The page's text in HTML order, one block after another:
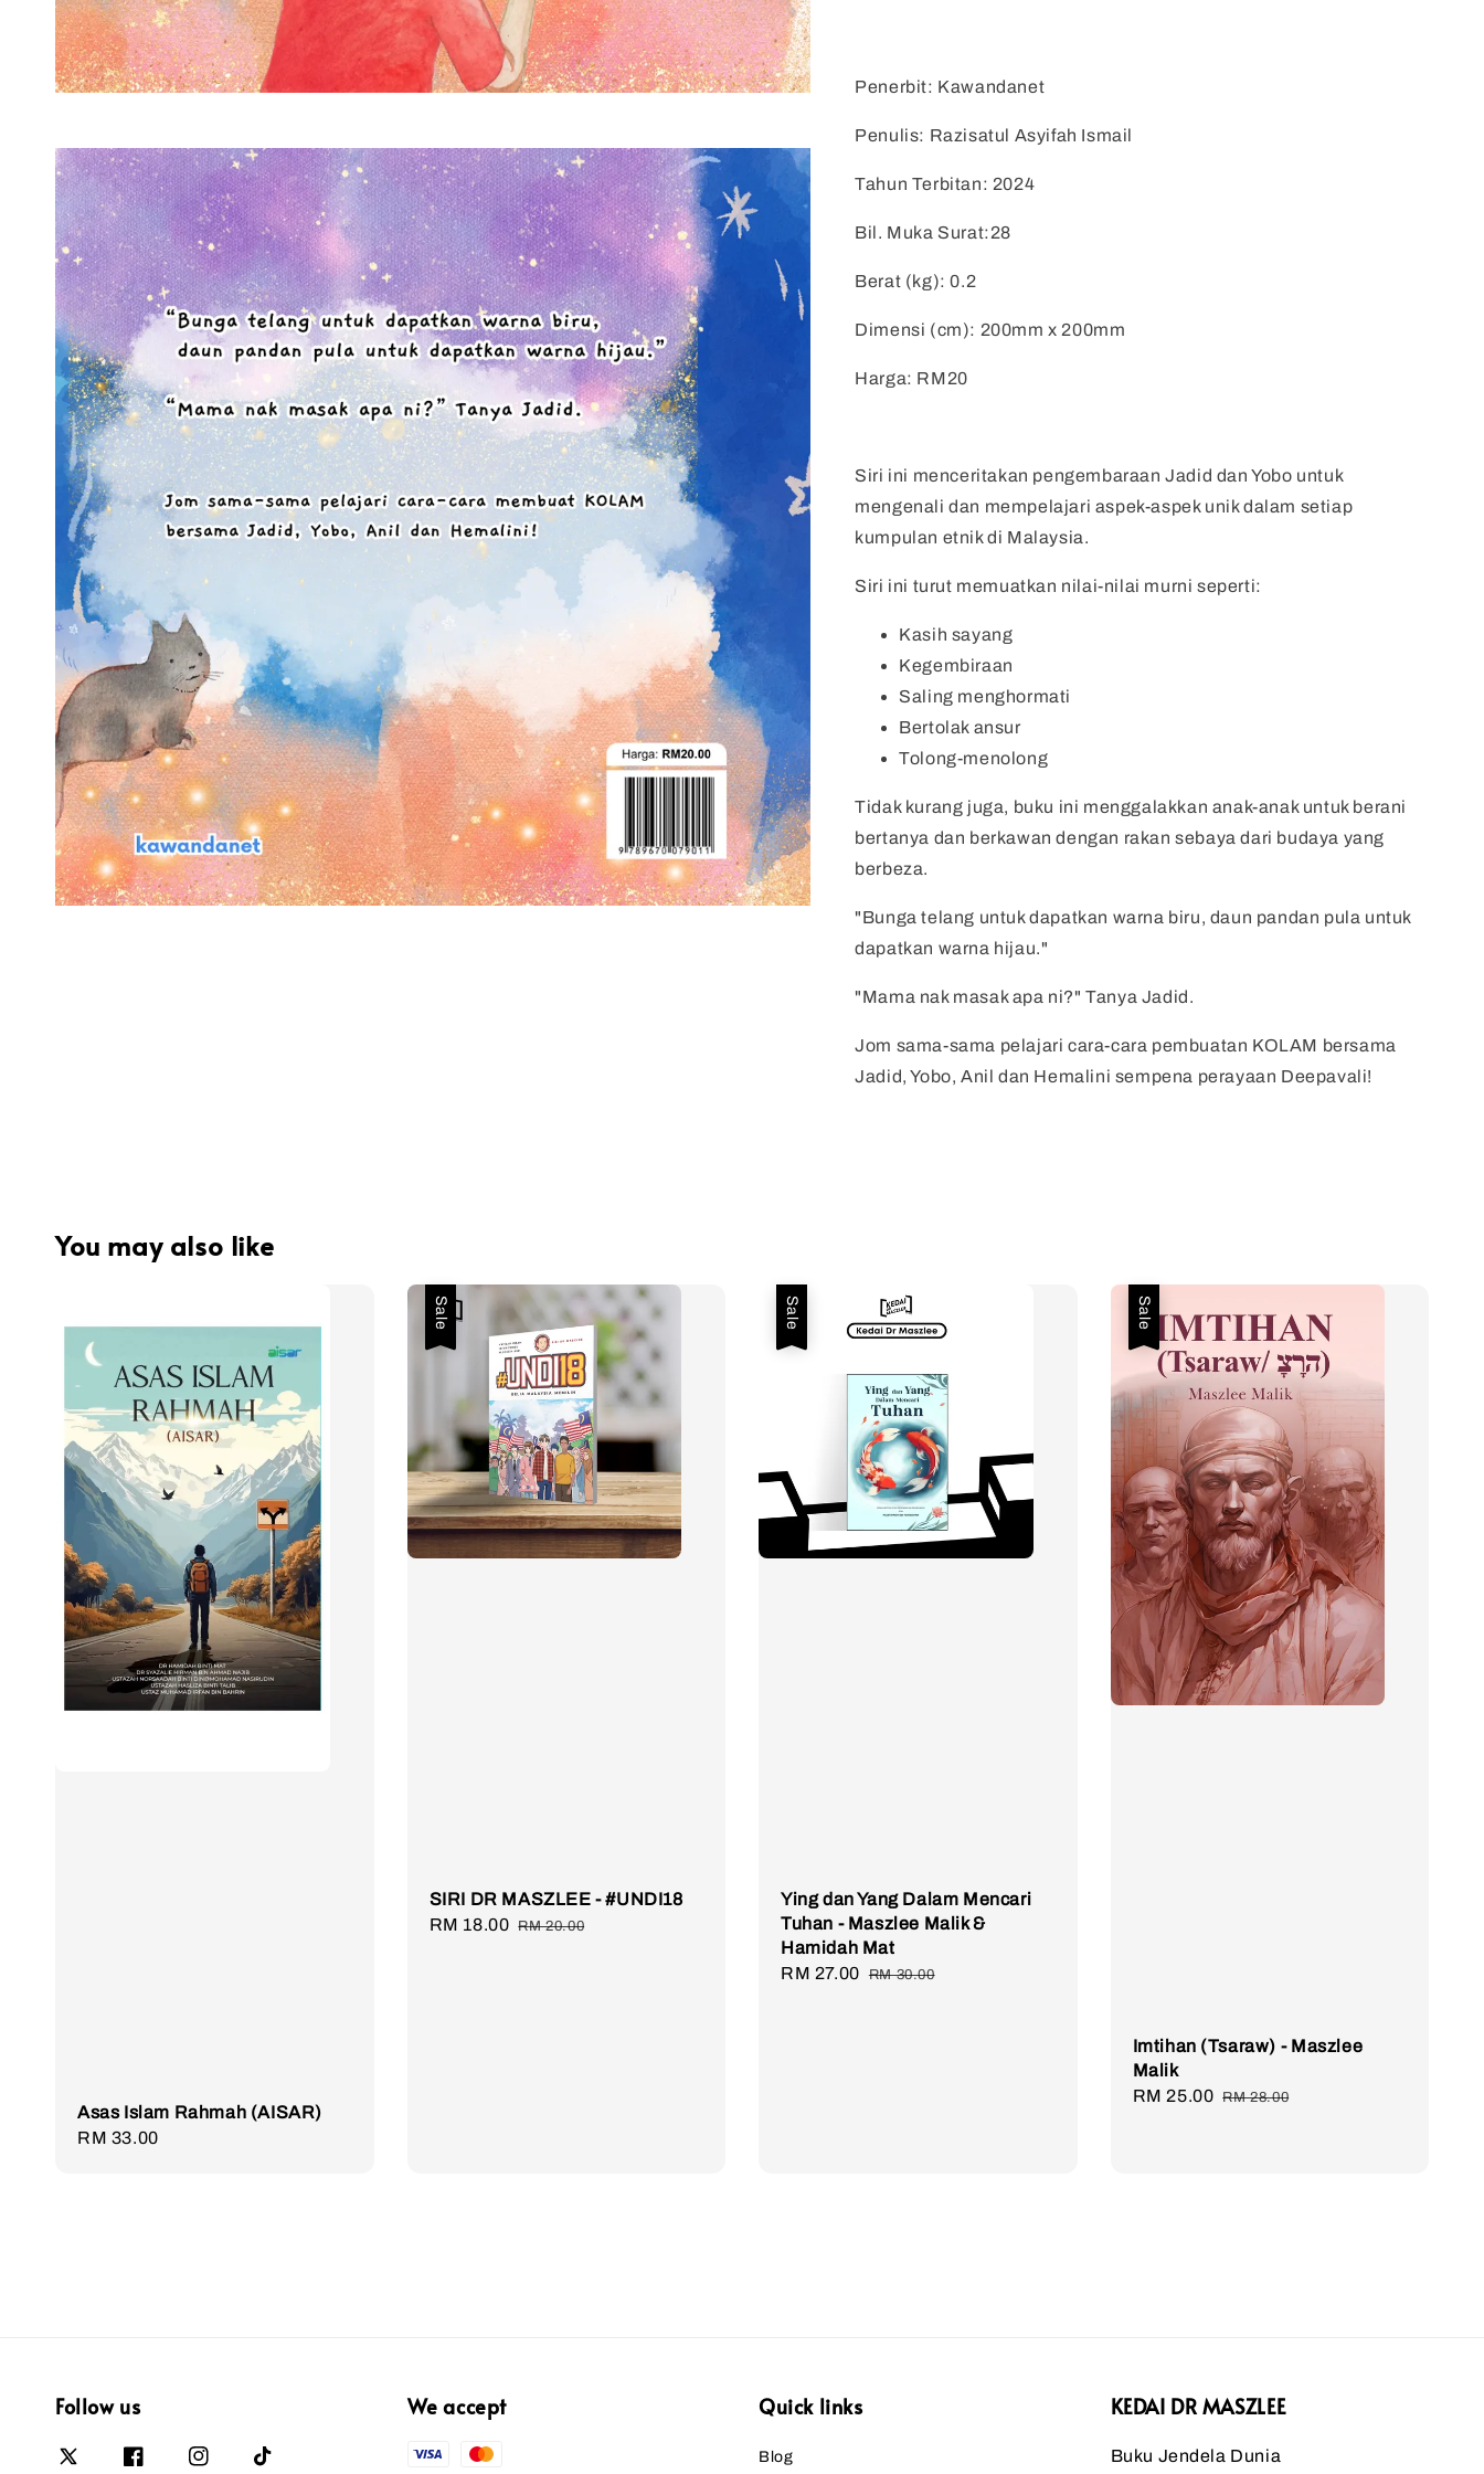
Penerbit: Kawandanet
Penulis: Razisatul Asyifah Ismail
Tahun Terbitan: 2024
Bil. Muka Surat:28
Berat (kg): 0.2
Dimensi (cm): 200mm x 200mm
Harga: RM20
Siri ini menceritakan pengembaraan Jadid dan Yobo untuk
mengenali dan mempelajari aspek-aspek unik dalam setiap
kumpulan etnik di Malaysia.
Siri ini turut memuatkan nilai-nilai murni seperti:
Kasih sayang
Kegembiraan
Saling menghormati
Bertolak ansur
Tolong-menolong
Tidak kurang juga, buku ini menggalakkan anak-anak untuk berani
bertanya dan berkawan dengan rakan sebaya dari budaya yang
berbeza.
"Bunga telang untuk dapatkan warna biru, daun pandan pula untuk
dapatkan warna hijau."
"Mama nak masak apa ni?" Tanya Jadid.
Jom sama-sama pelajari cara-cara pembuatan KOLAM bersama
Jadid, Yobo, Anil dan Hemalini sempena perayaan Deepavali!
You may also like
Asas Islam Rahmah (AISAR)
Regular
RM 33.00
Sale
SIRI DR MASZLEE - #UNDI18
Sale
RM 18.00 Regular
RM 20.00
Sale
Ying dan Yang Dalam Mencari
Tuhan - Maszlee Malik &
Hamidah Mat
Sale
RM 27.00 Regular
RM 30.00
Sale
Imtihan (Tsaraw) - Maszlee
Malik
Sale
RM 25.00 Regular
RM 28.00
Follow us We accept Quick links
Blog
KEDAI DR MASZLEE
Buku Jendela Dunia